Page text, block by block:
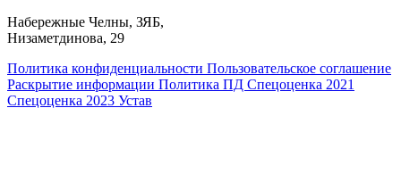
​Набережные Челны, ЗЯБ,
Низаметдинова, 29
Политика конфиденциальности Пользовательское соглашение
Раскрытие информации Политика ПД Спецоценка 2021
Спецоценка 2023 Устав